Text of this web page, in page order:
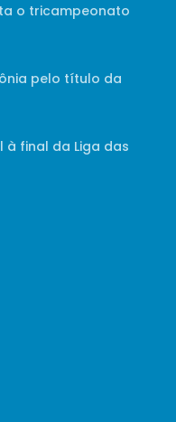
o tricampeonato
pelo título da
à final da Liga das